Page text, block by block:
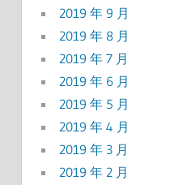
2019 年 9 月
2019 年 8 月
2019 年 7 月
2019 年 6 月
2019 年 5 月
2019 年 4 月
2019 年 3 月
2019 年 2 月